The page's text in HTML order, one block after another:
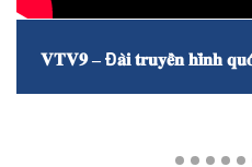
𝐕𝐓𝐕𝟗 – Đ𝐚̀𝐢 𝐭𝐫𝐮𝐲𝐞̂̀𝐧 𝐡𝐢̀𝐧𝐡